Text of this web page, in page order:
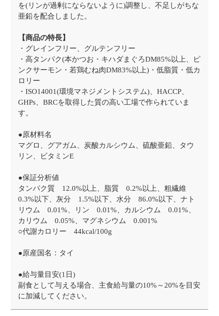
を(リンが過剰にならないように)調整し、不足しがちな
亜鉛を配合しました。
【商品の特長】
・グレインフリー、グルテンフリー
・高タンパク(本かつお・キハダまぐろDM85%以上、ピ
ンクサーモン・若鶏むね肉DM83%以上)・低脂質・低カ
ロリー
・ISO14001(環境マネジメントシステム)、HACCP、
GHPs、BRCを取得した質の高い工場で作られていま
す。
●原材料名
マグロ、グアガム、炭酸カルシウム、硫酸亜鉛、タウ
リン、ビタミンE
●保証分析値
タンパク質 12.0%以上、脂質 0.2%以上、粗繊維
0.3%以下、灰分 1.5%以下、水分 86.0%以下、ナト
リウム 0.01%、リン 0.01%、カルシウム 0.01%、
カリウム 0.05%、マグネシウム 0.001%
○代謝カロリー 44kcal/100g
●原産国名：タイ
●給与量目安(1日)
副食として与える場合、主食給与量の10%～20%を目安
に加減してください。